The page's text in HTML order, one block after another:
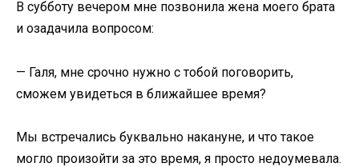
В субботу вечером мне позвонила жена моего брата
и озадачила вопросом:
— Галя, мне срочно нужно с тобой поговорить,
сможем увидеться в ближайшее время?
Мы встречались буквально накануне, и что такое
могло произойти за это время, я просто недоумевала.